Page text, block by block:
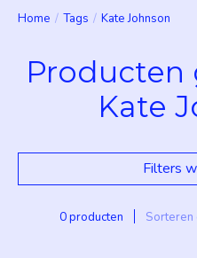
Home / Tags / Kate Johnson
Kate
Filters
0 producten Sorteren